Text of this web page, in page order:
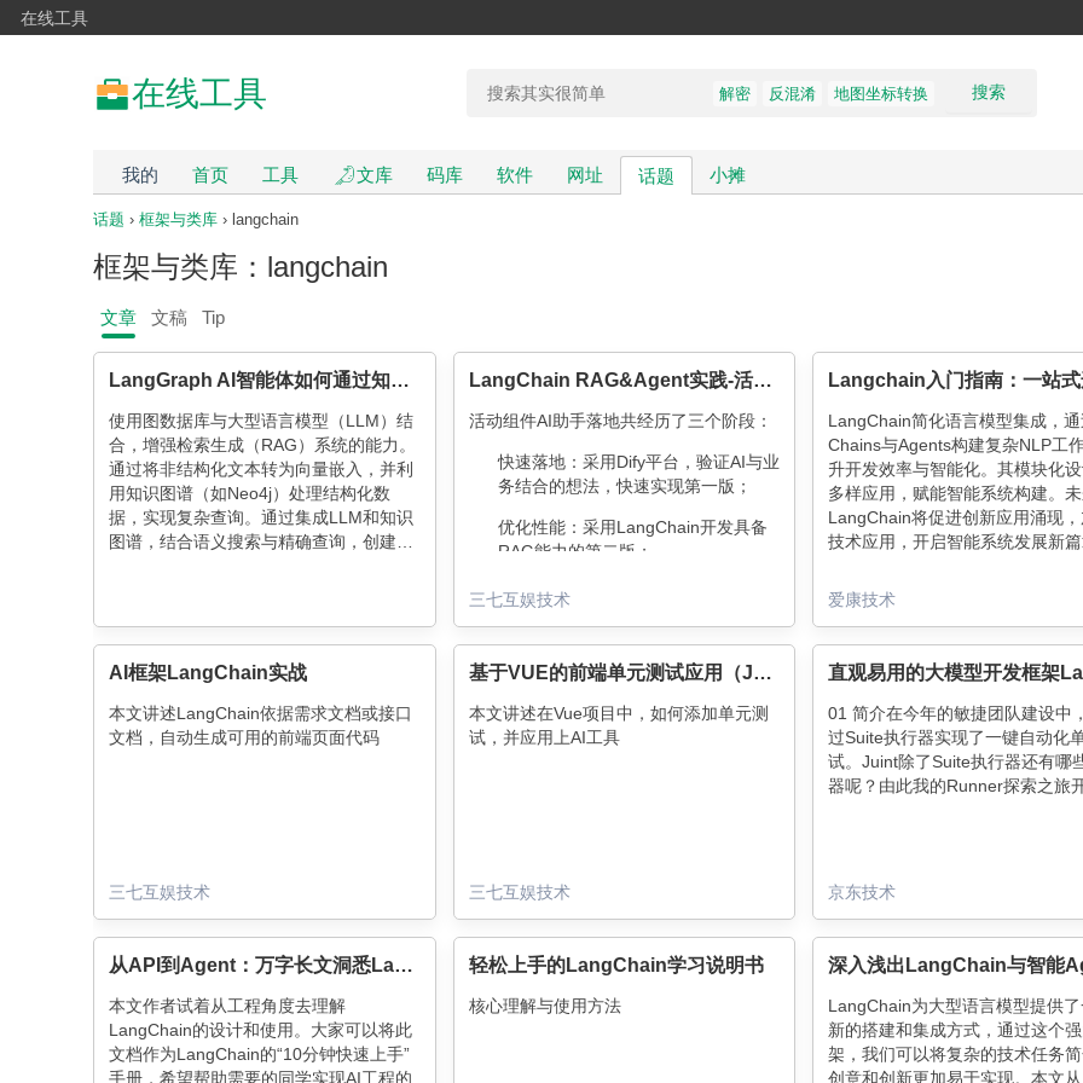
在线工具
在线工具 搜索
解密 反混淆 地图坐标转换
我的 首页 工具 文库 码库 软件 网址 话题 小摊
话题 › 框架与类库 › langchain
框架与类库：langchain
文章 文稿 Tip
LangGraph AI智能体如何通过知识图谱实现更强智能？以供应链管理系统为例
使用图数据库与大型语言模型（LLM）结
合，增强检索生成（RAG）系统的能力。
通过将非结构化文本转为向量嵌入，并利
用知识图谱（如Neo4j）处理结构化数
据，实现复杂查询。通过集成LLM和知识
图谱，结合语义搜索与精确查询，创建一
LangChain RAG&Agent实践-活动组件AI助手的实现
活动组件AI助手落地共经历了三个阶段：
快速落地：采用Dify平台，验证AI与业
务结合的想法，快速实现第一版；
优化性能：采用LangChain开发具备
RAG能力的第二版；
丰富功能：开发具备Agent能力的第三
在上一篇《AIGC在活动业务中的探索与
应用》中，介绍了使用Dify平台快速落地
活动组件AI助手的第一版，验证了AI与业
史活动，快速复用同类型组件？为此我们
开发了具备Agent能力的第三版，实现根
查询所需的活动和组件数据，并实现快速
复用历史活动组件的功能。
三七互娱技术
LangChain简化语言模型集成，
Chains与Agents构建复杂NLP工
升开发效率与智能化。其模块化
多样应用，赋能智能系统构建。
LangChain将促进创新应用涌现
技术应用，开启智能系统发展新
爱康技术
AI框架LangChain实战
本文讲述LangChain依据需求文档或接口
文档，自动生成可用的前端页面代码
三七互娱技术
基于VUE的前端单元测试应用（Jest、Langchain）
本文讲述在Vue项目中，如何添加单元测
试，并应用上AI工具
三七互娱技术
01 简介在今年的敏捷团队建设中
过Suite执行器实现了一键自动化
试。Juint除了Suite执行器还有哪
器呢？由此我的Runner探索之旅
京东技术
从API到Agent：万字长文洞悉LangChain工程化设计
本文作者试着从工程角度去理解
LangChain的设计和使用。大家可以将此
文档作为LangChain的“10分钟快速上手”
手册，希望帮助需要的同学实现AI工程的
轻松上手的LangChain学习说明书
核心理解与使用方法
‍LangChain为大型语言模型提供
新的搭建和集成方式，通过这个
架，我们可以将复杂的技术任务
创意和创新更加易于实现。本文从